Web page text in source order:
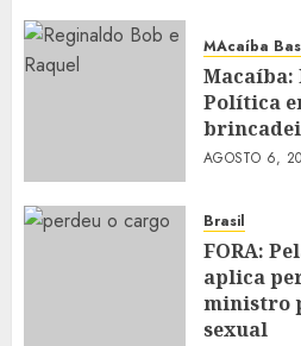
MAcaíba
Macaíba:
Política
AGOSTO 6,
Brasil
FORA:
aplica
ministro
sexual